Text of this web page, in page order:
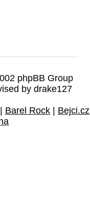
phpBB Group
by drake127
Barel Rock
Bejci.cz